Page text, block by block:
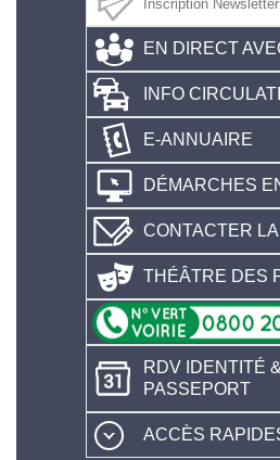
EN DIRECT
INFO
E-ANNUAIRE
DÉMARCHES
CONTACTER
THÉÂTRE DES
RDV IDENTITÉ &
PASSEPORT
ACCÈS